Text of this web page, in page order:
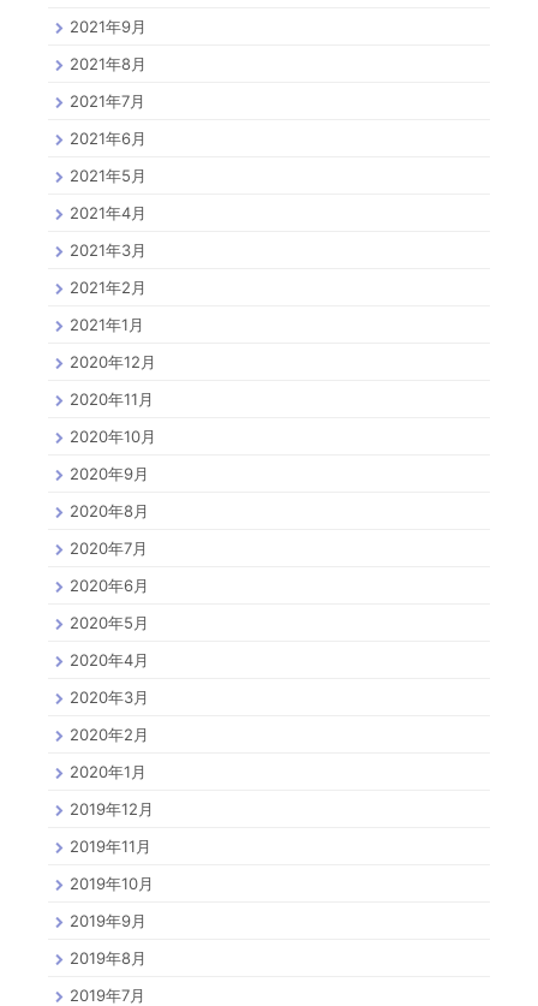
2021年9月
2021年8月
2021年7月
2021年6月
2021年5月
2021年4月
2021年3月
2021年2月
2021年1月
2020年12月
2020年11月
2020年10月
2020年9月
2020年8月
2020年7月
2020年6月
2020年5月
2020年4月
2020年3月
2020年2月
2020年1月
2019年12月
2019年11月
2019年10月
2019年9月
2019年8月
2019年7月